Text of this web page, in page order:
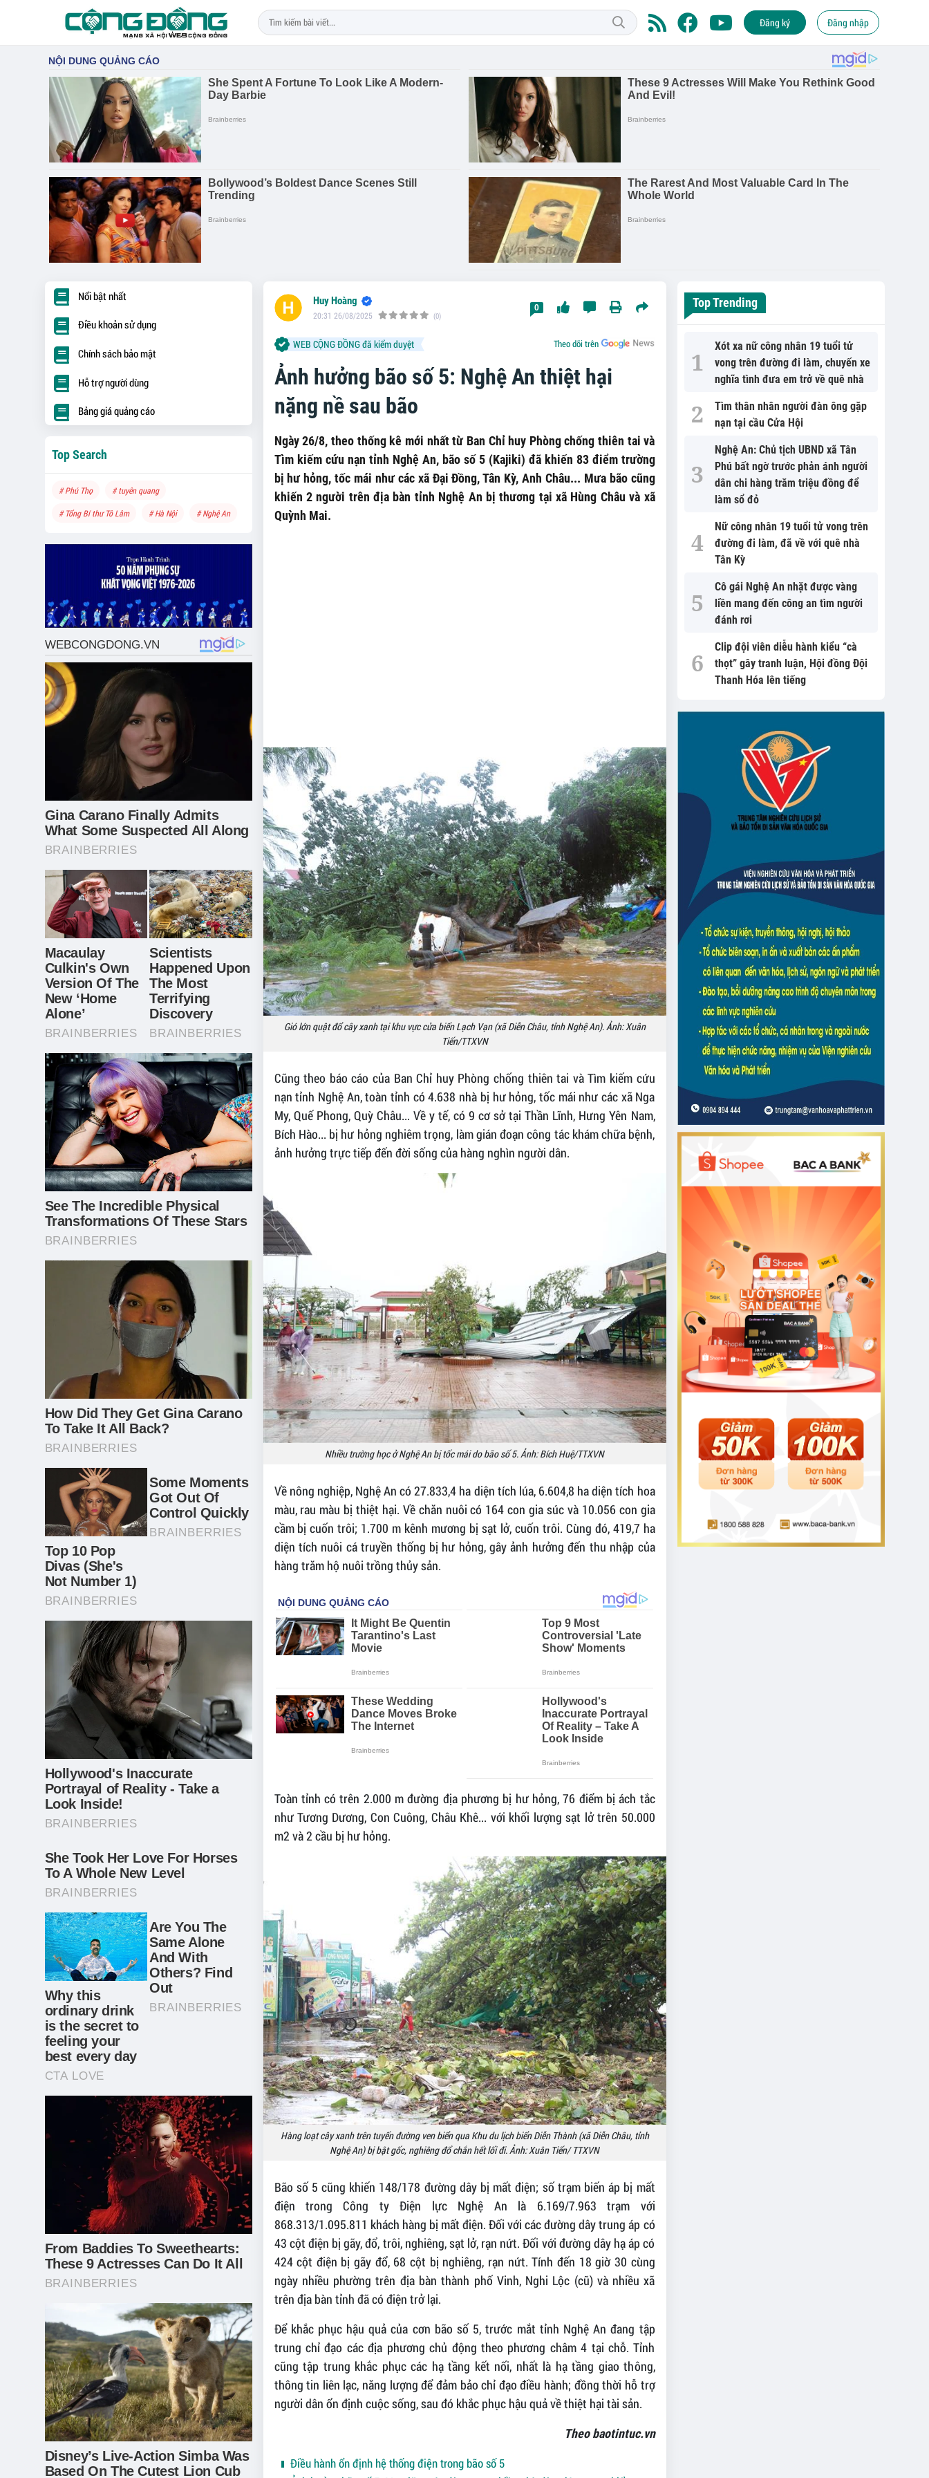
Đăng ký Đăng nhập
Ảnh hưởng bão số 5: Nghệ An thiệt hại
nặng nề sau bão
Ngày 26/8, theo thống kê mới nhất từ Ban Chỉ huy Phòng chống thiên tai và
Tìm kiếm cứu nạn tỉnh Nghệ An, bão số 5 (Kajiki) đã khiến 83 điểm trường
bị hư hỏng, tốc mái như các xã Đại Đồng, Tân Kỳ, Anh Châu... Mưa bão cũng
khiến 2 người trên địa bàn tỉnh Nghệ An bị thương tại xã Hùng Châu và xã
Quỳnh Mai.
Huy Hoàng
20:31 26/08/2025 (0)
0
Theo dõi trên
WEB CỘNG ĐỒNG đã kiểm duyệt
Gió lớn quật đổ cây xanh tại khu vực cửa biển Lạch Vạn (xã Diễn Châu, tỉnh Nghệ An). Ảnh: Xuân
Tiến/TTXVN
Cũng theo báo cáo của Ban Chỉ huy Phòng chống thiên tai và Tìm kiếm cứu
nạn tỉnh Nghệ An, toàn tỉnh có 4.638 nhà bị hư hỏng, tốc mái như các xã Nga
My, Quế Phong, Quỳ Châu... Về y tế, có 9 cơ sở tại Thần Lĩnh, Hưng Yên Nam,
Bích Hào... bị hư hỏng nghiêm trọng, làm gián đoạn công tác khám chữa bệnh,
ảnh hưởng trực tiếp đến đời sống của hàng nghìn người dân.
Nhiều trường học ở Nghệ An bị tốc mái do bão số 5. Ảnh: Bích Huệ/TTXVN
Về nông nghiệp, Nghệ An có 27.833,4 ha diện tích lúa, 6.604,8 ha diện tích hoa
màu, rau màu bị thiệt hại. Về chăn nuôi có 164 con gia súc và 10.056 con gia
cầm bị cuốn trôi; 1.700 m kênh mương bị sạt lở, cuốn trôi. Cùng đó, 419,7 ha
diện tích nuôi cá truyền thống bị hư hỏng, gây ảnh hưởng đến thu nhập của
hàng trăm hộ nuôi trồng thủy sản.
Toàn tỉnh có trên 2.000 m đường địa phương bị hư hỏng, 76 điểm bị ách tắc
như Tương Dương, Con Cuông, Châu Khê... với khối lượng sạt lở trên 50.000
m2 và 2 cầu bị hư hỏng.
Hàng loạt cây xanh trên tuyến đường ven biển qua Khu du lịch biển Diễn Thành (xã Diễn Châu, tỉnh
Nghệ An) bị bật gốc, nghiêng đổ chắn hết lối đi. Ảnh: Xuân Tiến/ TTXVN
Bão số 5 cũng khiến 148/178 đường dây bị mất điện; số trạm biến áp bị mất
điện trong Công ty Điện lực Nghệ An là 6.169/7.963 trạm với
868.313/1.095.811 khách hàng bị mất điện. Đối với các đường dây trung áp có
43 cột điện bị gãy, đổ, trôi, nghiêng, sạt lở, rạn nứt. Đối với đường dây hạ áp có
424 cột điện bị gãy đổ, 68 cột bị nghiêng, rạn nứt. Tính đến 18 giờ 30 cùng
ngày nhiều phường trên địa bàn thành phố Vinh, Nghi Lộc (cũ) và nhiều xã
trên địa bàn tỉnh đã có điện trở lại.
Để khắc phục hậu quả của cơn bão số 5, trước mắt tỉnh Nghệ An đang tập
trung chỉ đạo các địa phương chủ động theo phương châm 4 tại chỗ. Tỉnh
cũng tập trung khắc phục các hạ tầng kết nối, nhất là hạ tầng giao thông,
thông tin liên lạc, năng lượng để đảm bảo chỉ đạo điều hành; đồng thời hỗ trợ
người dân ổn định cuộc sống, sau đó khắc phục hậu quả về thiệt hại tài sản.
Theo baotintuc.vn
Điều hành ổn định hệ thống điện trong bão số 5
Nổi bật nhất
Điều khoản sử dụng
Chính sách bảo mật
Hỗ trợ người dùng
Bảng giá quảng cáo
Top Search
# Phú Thọ # tuyên quang
# Tổng Bí thư Tô Lâm # Hà Nội # Nghệ An
Top Trending
Xót xa nữ công nhân 19 tuổi tử
vong trên đường đi làm, chuyến xe
nghĩa tình đưa em trở về quê nhà
Tìm thân nhân người đàn ông gặp
nạn tại cầu Cửa Hội
Nghệ An: Chủ tịch UBND xã Tân
Phú bất ngờ trước phản ánh người
dân chi hàng trăm triệu đồng để
làm sổ đỏ
Nữ công nhân 19 tuổi tử vong trên
đường đi làm, đã về với quê nhà
Tân Kỳ
Cô gái Nghệ An nhặt được vàng
liền mang đến công an tìm người
đánh rơi
Clip đội viên diễu hành kiểu “cà
thọt” gây tranh luận, Hội đồng Đội
Thanh Hóa lên tiếng